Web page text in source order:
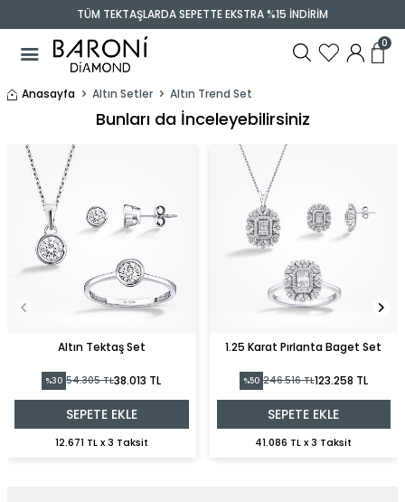
TÜM TEKTAŞLARDA SEPETTE EKSTRA %15 İNDİRİM
0
Anasayfa Altın Setler Altın Trend Set
Bunları da İnceleyebilirsiniz
Altın Tektaş Set
%30 54.305 TL38.013 TL
SEPETE EKLE
12.671 TL x 3 Taksit
1.25 Karat Pırlanta Baget Set
%50 246.516 TL123.258 TL
SEPETE EKLE
41.086 TL x 3 Taksit